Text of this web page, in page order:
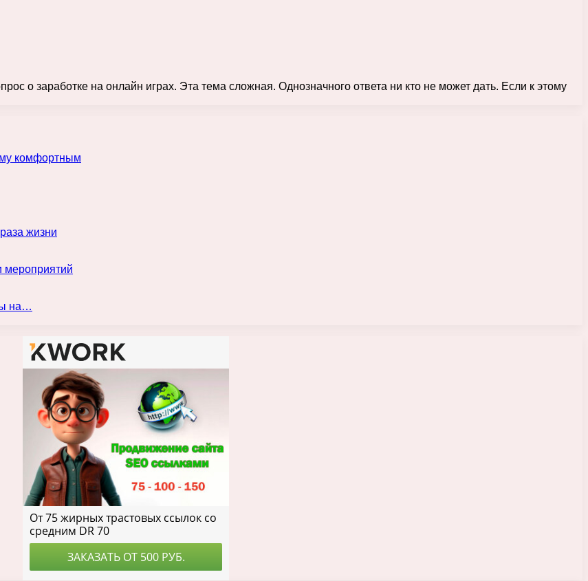
о заработке на онлайн играх. Эта тема сложная. Однозначного ответа ни кто не может дать. Если к этому
комфортным
жизни
мероприятий
на…